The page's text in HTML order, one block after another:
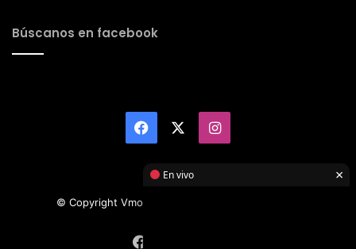
Búscanos en facebook
Facebook Instagram
© Copyright Vmotor TI 2026, All Rights Reserved
En vivo ×